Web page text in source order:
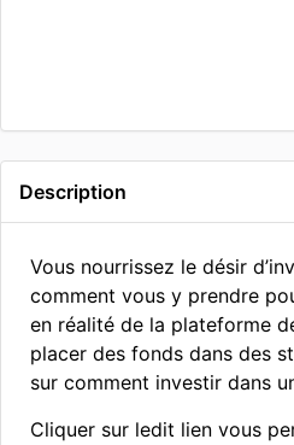
Description
Vous nourrissez le désir
comment vous y prendre
en réalité de la plateforme
placer des fonds dans des
sur comment investir dans
Cliquer sur ledit lien vous